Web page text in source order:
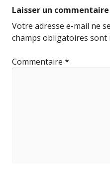
Laisser un commentaire
Votre adresse e-mail ne
champs obligatoires sont
Commentaire *